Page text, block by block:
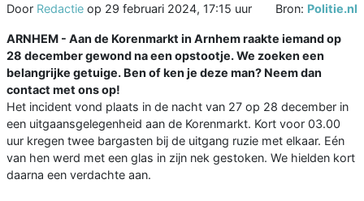
Door Redactie op 29 februari 2024, 17:15 uur Bron: Politie.nl
ARNHEM - Aan de Korenmarkt in Arnhem raakte iemand op
28 december gewond na een opstootje. We zoeken een
belangrijke getuige. Ben of ken je deze man? Neem dan
contact met ons op!
Het incident vond plaats in de nacht van 27 op 28 december in
een uitgaansgelegenheid aan de Korenmarkt. Kort voor 03.00
uur kregen twee bargasten bij de uitgang ruzie met elkaar. Eén
van hen werd met een glas in zijn nek gestoken. We hielden kort
daarna een verdachte aan.